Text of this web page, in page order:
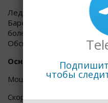
Ледокол будет работать
Баренцевом, Печорском и
более мелководных
Обской губы.
Основные
Мощность: 60 МВт (на
Скорость хода: 22 узла (по
чтобы